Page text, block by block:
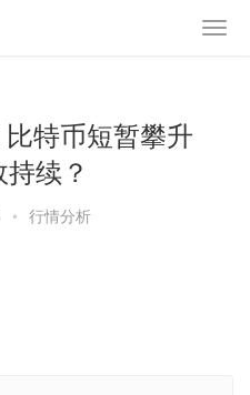
特币短暂攀升
续？
• 行情分析